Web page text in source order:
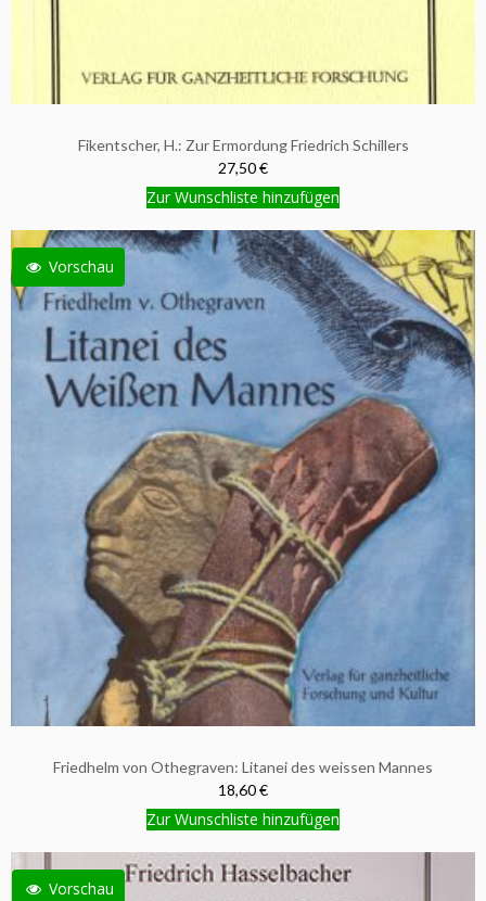
Fikentscher, H.: Zur Ermordung Friedrich Schillers
27,50 €
Zur Wunschliste hinzufügen
Vorschau
Friedhelm von Othegraven: Litanei des weissen Mannes
18,60 €
Zur Wunschliste hinzufügen
Vorschau